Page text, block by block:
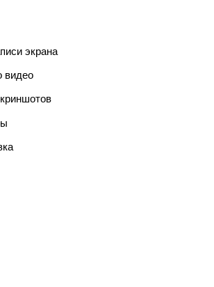
экрана
видео